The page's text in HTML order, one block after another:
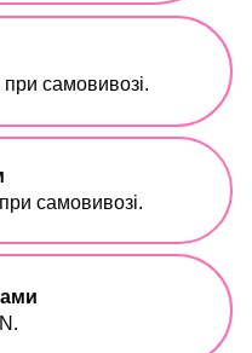
при самовивозі.
самовивозі.